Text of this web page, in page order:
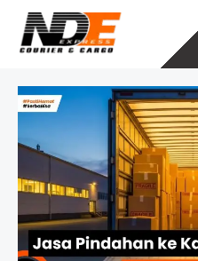
content